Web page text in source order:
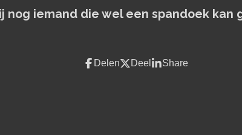
nog iemand die wel een spandoek kan
Delen Deel Share